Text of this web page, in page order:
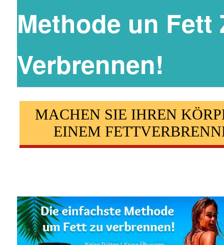
Methode un Fett
Verbrennen!
MACHEN SIE IHREN
EINEM